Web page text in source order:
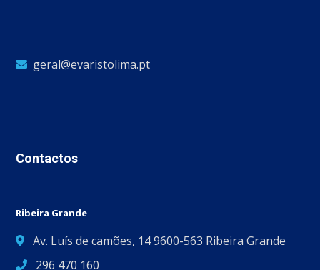
geral@evaristolima.pt
Contactos
Ribeira Grande
Av. Luís de camões, 14 9600-563 Ribeira Grande
296 470 160